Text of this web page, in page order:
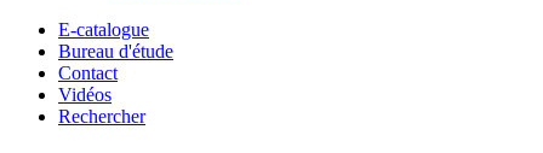
E-catalogue
Bureau d'étude
Contact
Vidéos
Rechercher